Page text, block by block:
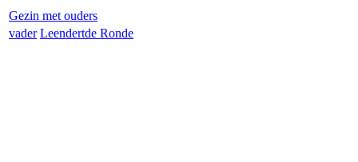
Gezin met ouders
vader Leendertde Ronde